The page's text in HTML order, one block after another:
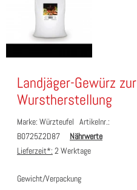
Landjäger-Gewürz zur
Wurstherstellung
Marke: Würzteufel Artikelnr.:
B0725Z2D87
Nährwerte
Lieferzeit*: 2 Werktage
Gewicht/Verpackung